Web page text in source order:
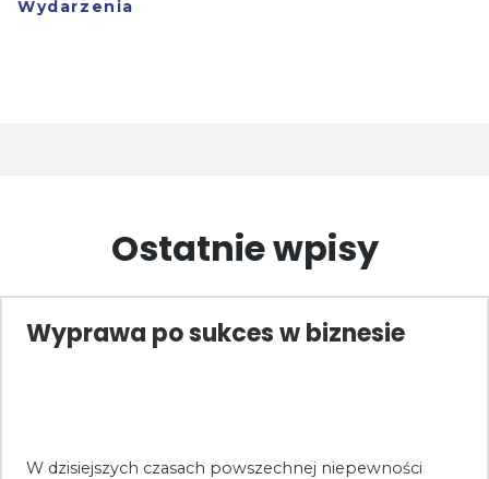
Wydarzenia
Ostatnie wpisy
Wyprawa po sukces w biznesie
W dzisiejszych czasach powszechnej niepewności